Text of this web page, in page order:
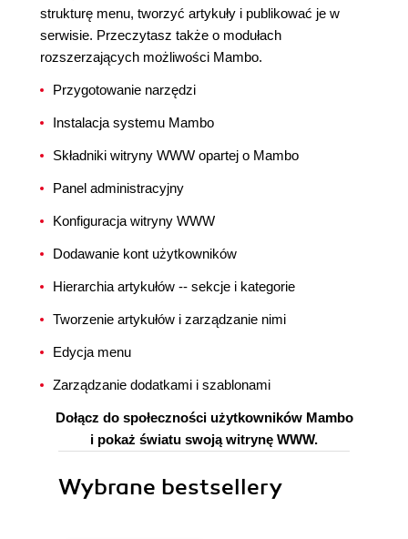
strukturę menu, tworzyć artykuły i publikować je w
serwisie. Przeczytasz także o modułach
rozszerzających możliwości Mambo.
Przygotowanie narzędzi
Instalacja systemu Mambo
Składniki witryny WWW opartej o Mambo
Panel administracyjny
Konfiguracja witryny WWW
Dodawanie kont użytkowników
Hierarchia artykułów -- sekcje i kategorie
Tworzenie artykułów i zarządzanie nimi
Edycja menu
Zarządzanie dodatkami i szablonami
Dołącz do społeczności użytkowników Mambo
i pokaż światu swoją witrynę WWW.
Wybrane bestsellery